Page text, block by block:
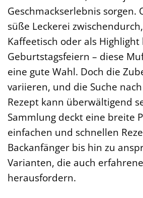
Geschmackserlebnis sorgen.
süße Leckerei
Kaffeetisch oder als Highlight
Geburtstagsfeiern – diese
eine gute Wahl. Doch die
variieren, und die Suche
Rezept kann überwältigend
Sammlung deckt eine breite
einfachen und schnellen
Backanfänger bis hin zu
Varianten, die auch
herausfordern.